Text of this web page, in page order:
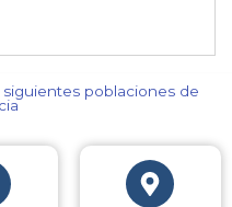
poblaciones de